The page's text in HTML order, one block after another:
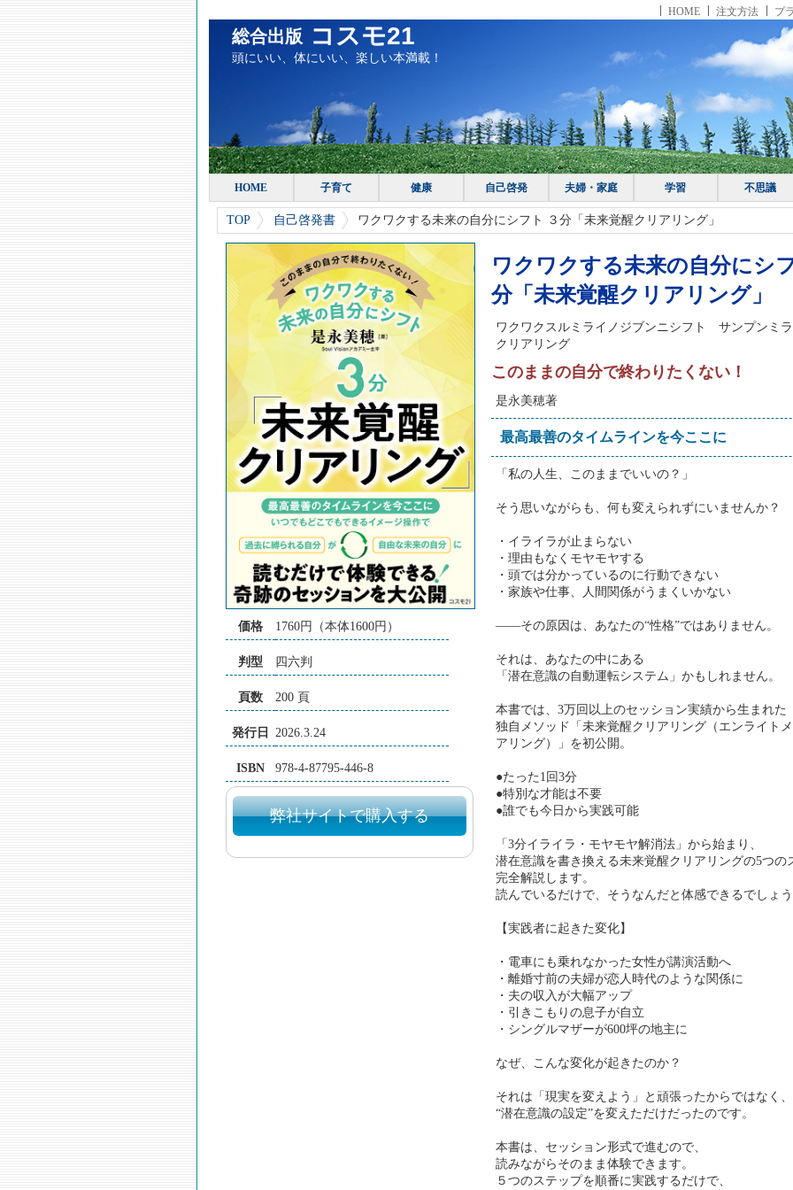
HOME 注文方法 プ
総合出版コスモ21
頭にいい、体にいい、楽しい本満載！
HOME 子育て 健康 自己啓発 夫婦・家庭 学習 不思議
TOP 自己啓発書 ワクワクする未来の自分にシフト ３分「未来覚醒クリアリング」
ワクワクする未来の自分にシ
分「未来覚醒クリアリング」
ワクワクスルミライノジブンニシフト サンプンミ
クリアリング
このままの自分で終わりたくない！
是永美穂著
最高最善のタイムラインを今ここに
「私の人生、このままでいいの？」
そう思いながらも、何も変えられずにいませんか？
・イライラが止まらない
・理由もなくモヤモヤする
・頭では分かっているのに行動できない
・家族や仕事、人間関係がうまくいかない
――その原因は、あなたの“性格”ではありません。
それは、あなたの中にある
「潜在意識の自動運転システム」かもしれません。
本書では、3万回以上のセッション実績から生まれた
独自メソッド「未来覚醒クリアリング（エンライト
アリング）」を初公開。
●たった1回3分
●特別な才能は不要
●誰でも今日から実践可能
「3分イライラ・モヤモヤ解消法」から始まり、
潜在意識を書き換える未来覚醒クリアリングの5つの
完全解説します。
読んでいるだけで、そうなんだと体感できるでしょ
【実践者に起きた変化】
・電車にも乗れなかった女性が講演活動へ
・離婚寸前の夫婦が恋人時代のような関係に
・夫の収入が大幅アップ
・引きこもりの息子が自立
・シングルマザーが600坪の地主に
なぜ、こんな変化が起きたのか？
それは「現実を変えよう」と頑張ったからではなく、
“潜在意識の設定”を変えただけだったのです。
本書は、セッション形式で進むので、
読みながらそのまま体験できます。
５つのステップを順番に実践するだけで、
価格 1760円（本体1600円）
判型 四六判
頁数 200 頁
発行日 2026.3.24
ISBN 978-4-87795-446-8
弊社サイトで購入する